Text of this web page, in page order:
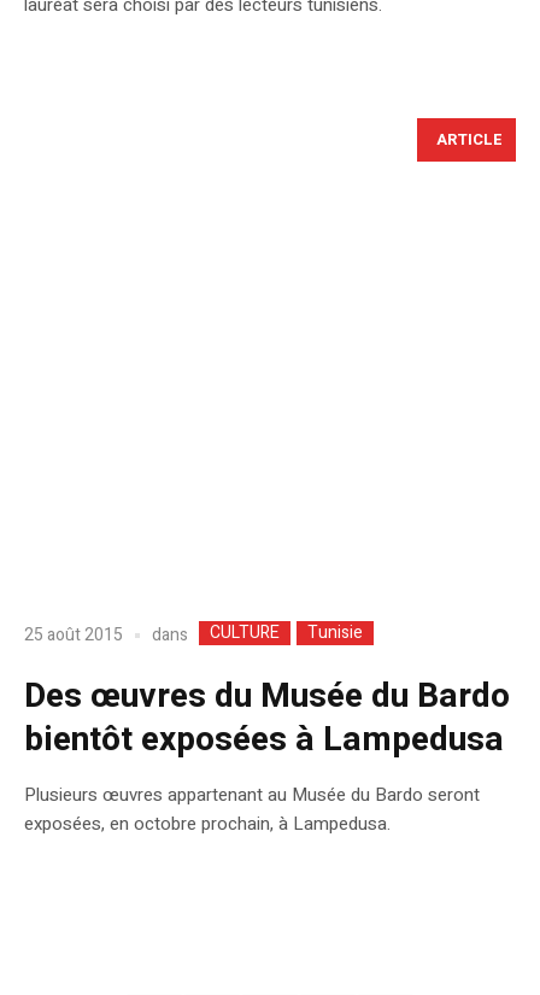
ARTICLE
25 août 2015 dans CULTURE Tunisie
Des œuvres du Musée du Bardo
bientôt exposées à Lampedusa
Plusieurs œuvres appartenant au Musée du Bardo seront
exposées, en octobre prochain, à Lampedusa.